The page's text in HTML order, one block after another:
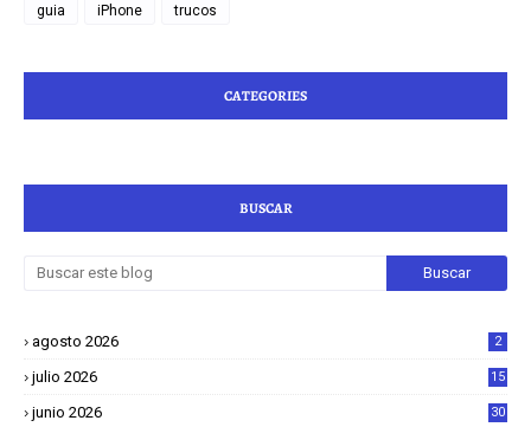
guia iPhone trucos
CATEGORIES
BUSCAR
agosto 2026 2
julio 2026 15
junio 2026 30